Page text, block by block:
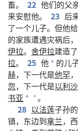
畜。
22 他们的父
来安慰他。
23 后
了一个儿子。但他
的家族遭遇灾祸后
伊拉。 舍伊拉建造了
拉。 25 他 * 的儿
赫，下一代是他罕，
忽，下一代是以利
书亚 * + 。
28 以法莲子孙
镇，东边到拿兰，